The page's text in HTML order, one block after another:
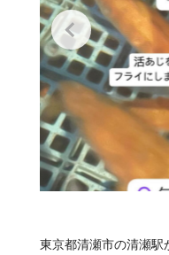
東京都清瀬市の清瀬駅